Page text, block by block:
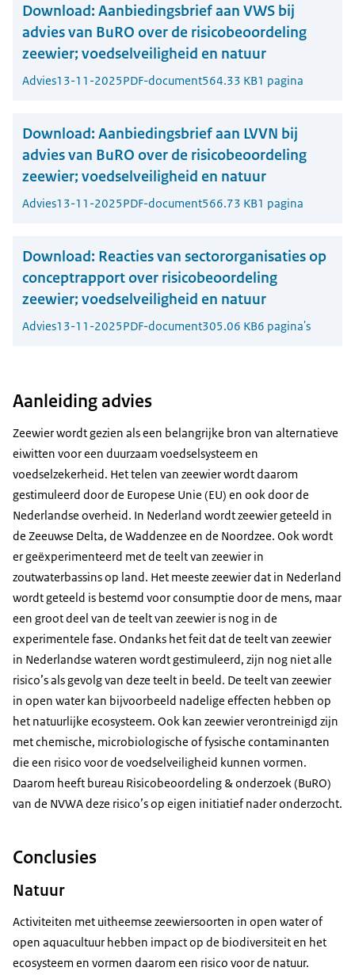
Download: Aanbiedingsbrief aan VWS bij
advies van BuRO over de risicobeoordeling
zeewier; voedselveiligheid en natuur
Advies13-11-2025PDF-document564.33 KB1 pagina
Download: Aanbiedingsbrief aan LVVN bij
advies van BuRO over de risicobeoordeling
zeewier; voedselveiligheid en natuur
Advies13-11-2025PDF-document566.73 KB1 pagina
Download: Reacties van sectororganisaties op
conceptrapport over risicobeoordeling
zeewier; voedselveiligheid en natuur
Advies13-11-2025PDF-document305.06 KB6 pagina's
Aanleiding advies
Zeewier wordt gezien als een belangrijke bron van alternatieve
eiwitten voor een duurzaam voedselsysteem en
voedselzekerheid. Het telen van zeewier wordt daarom
gestimuleerd door de Europese Unie (EU) en ook door de
Nederlandse overheid. In Nederland wordt zeewier geteeld in
de Zeeuwse Delta, de Waddenzee en de Noordzee. Ook wordt
er geëxperimenteerd met de teelt van zeewier in
zoutwaterbassins op land. Het meeste zeewier dat in Nederland
wordt geteeld is bestemd voor consumptie door de mens, maar
een groot deel van de teelt van zeewier is nog in de
experimentele fase. Ondanks het feit dat de teelt van zeewier
in Nederlandse wateren wordt gestimuleerd, zijn nog niet alle
risico’s als gevolg van deze teelt in beeld. De teelt van zeewier
in open water kan bijvoorbeeld nadelige effecten hebben op
het natuurlijke ecosysteem. Ook kan zeewier verontreinigd zijn
met chemische, microbiologische of fysische contaminanten
die een risico voor de voedselveiligheid kunnen vormen.
Daarom heeft bureau Risicobeoordeling & onderzoek (BuRO)
van de NVWA deze risico’s op eigen initiatief nader onderzocht.
Conclusies
Natuur
Activiteiten met uitheemse zeewiersoorten in open water of
open aquacultuur hebben impact op de biodiversiteit en het
ecosysteem en vormen daarom een risico voor de natuur.